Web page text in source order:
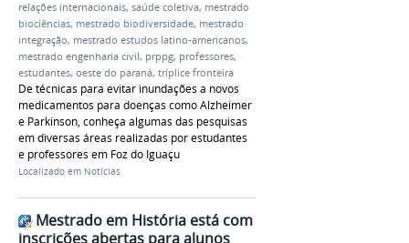
relações internacionais, saúde coletiva, mestrado
biociências, mestrado biodiversidade, mestrado
integração, mestrado estudos latino-americanos,
mestrado engenharia civil, prppg, professores,
estudantes, oeste do paraná, tríplice fronteira
De técnicas para evitar inundações a novos
medicamentos para doenças como Alzheimer
e Parkinson, conheça algumas das pesquisas
em diversas áreas realizadas por estudantes
e professores em Foz do Iguaçu
Localizado em Notícias
Mestrado em História está com
inscrições abertas para alunos